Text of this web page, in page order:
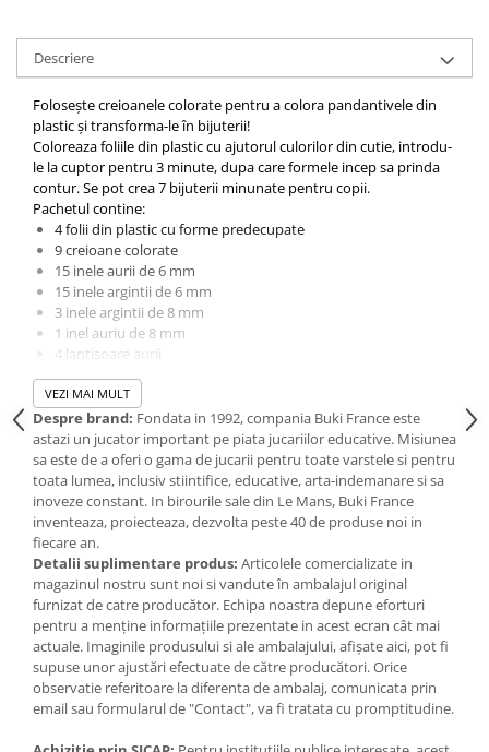
Jucarii de motricitate
Jucarii fructe si legume
Puzzle-uri
Puzzle clasic
Puzzle incastru
Puzzle de podea
IQ puzzle
Jucarii bebelusi
Jucarii de baie
Zornaitoare
Jucarii dentitie
Jucarii senzoriale
Jucarii motrice pentru bebelusi
Saltele de activitati pentru bebe
Jucarii de sortat
Jucarii muzicale bebelusi
Puzzle bebelusi
Jocuri educative
Jocuri STEM
Jocuri Magnetice
Jocuri de societate
Jocuri de logica
Jocuri de memorie
Descriere
Folosește creioanele colorate pentru a colora pandantivele din
plastic și transforma-le în bijuterii!
Coloreaza foliile din plastic cu ajutorul culorilor din cutie, introdu-
le la cuptor pentru 3 minute, dupa care formele incep sa prinda
contur. Se pot crea 7 bijuterii minunate pentru copii.
Pachetul contine:
4 folii din plastic cu forme predecupate
9 creioane colorate
15 inele aurii de 6 mm
15 inele argintii de 6 mm
3 inele argintii de 8 mm
1 inel auriu de 8 mm
4 lantisoare aurii
1 lantisor argintiu
1 breloc argintiu
4 agatatori pentru cercei
3 incheietori aurii pentru bratari
Dimensiuni cutie: 15 x 4 x 22 cm
Varsta recomandata: 8 ani+
Avertisment: Nu este recomandat copiilor cu varsta sub 3
ani din cauza pieselor mici care pot fi inghitite. Pericol de
sufocare! Prezenta muchiilor ascutite si functionale.
Necesita supravegherea unei persoane adulte.
Avertisment: Va rugam sa indepartati ambalajul produsului
inainte de a da jucaria copilului.
Avertisment: A se folosi sub directa supraveghere a unei
persoane adulte.
VEZI MAI MULT
Despre brand: Fondata in 1992, compania Buki France este
astazi un jucator important pe piata jucariilor educative. Misiunea
sa este de a oferi o gama de jucarii pentru toate varstele si pentru
toata lumea, inclusiv stiintifice, educative, arta-indemanare si sa
inoveze constant. In birourile sale din Le Mans, Buki France
inventeaza, proiecteaza, dezvolta peste 40 de produse noi in
fiecare an.
Detalii suplimentare produs: Articolele comercializate in
magazinul nostru sunt noi si vandute în ambalajul original
furnizat de catre producător. Echipa noastra depune eforturi
pentru a menține informațiile prezentate in acest ecran cât mai
actuale. Imaginile produsului si ale ambalajului, afișate aici, pot fi
supuse unor ajustări efectuate de către producători. Orice
observatie referitoare la diferenta de ambalaj, comunicata prin
email sau formularul de "Contact", va fi tratata cu promptitudine.